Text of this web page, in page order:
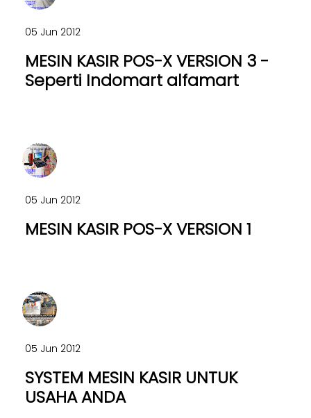
05 Jun 2012
MESIN KASIR POS-X VERSION 3 -
Seperti Indomart alfamart
05 Jun 2012
MESIN KASIR POS-X VERSION 1
05 Jun 2012
SYSTEM MESIN KASIR UNTUK
USAHA ANDA